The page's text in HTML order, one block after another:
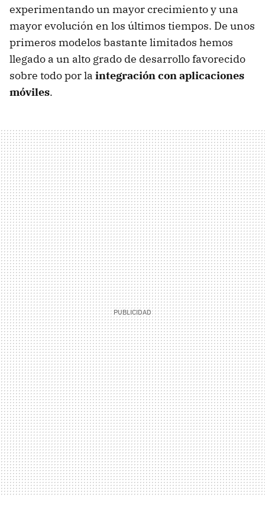
experimentando un mayor crecimiento y una
mayor evolución en los últimos tiempos. De unos
primeros modelos bastante limitados hemos
llegado a un alto grado de desarrollo favorecido
sobre todo por la integración con aplicaciones
móviles.